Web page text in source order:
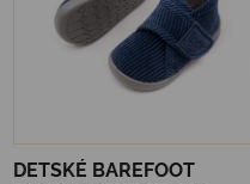
DETSKÉ BAREFOOT